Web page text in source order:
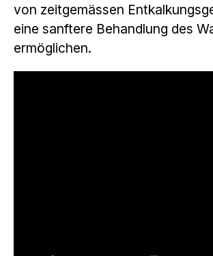
von zeitgemässen
eine sanftere Behandlung des
ermöglichen.